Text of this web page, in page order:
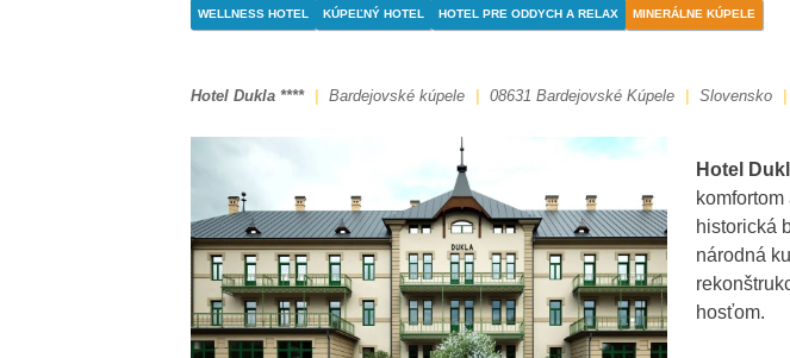
WELLNESS HOTEL KÚPEĽNÝ HOTEL HOTEL PRE ODDYCH A RELAX MINERÁLNE KÚPELE
Hotel Dukla **** Bardejovské kúpele 08631 Bardejovské Kúpele Slovensko
Hotel
historická
národná
hosťom.